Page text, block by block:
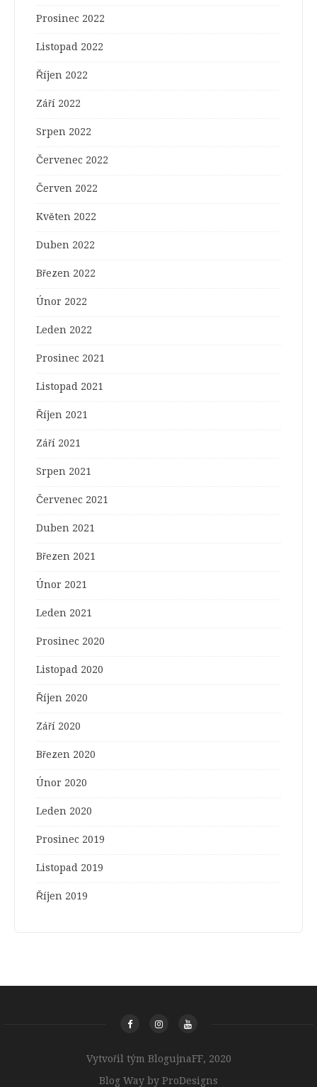
Prosinec 2022
Listopad 2022
Říjen 2022
Září 2022
Srpen 2022
Červenec 2022
Červen 2022
Květen 2022
Duben 2022
Březen 2022
Únor 2022
Leden 2022
Prosinec 2021
Listopad 2021
Říjen 2021
Září 2021
Srpen 2021
Červenec 2021
Duben 2021
Březen 2021
Únor 2021
Leden 2021
Prosinec 2020
Listopad 2020
Říjen 2020
Září 2020
Březen 2020
Únor 2020
Leden 2020
Prosinec 2019
Listopad 2019
Říjen 2019
Vytvořil tým BlogujnaFF, 2020
Blog Way by ProDesigns